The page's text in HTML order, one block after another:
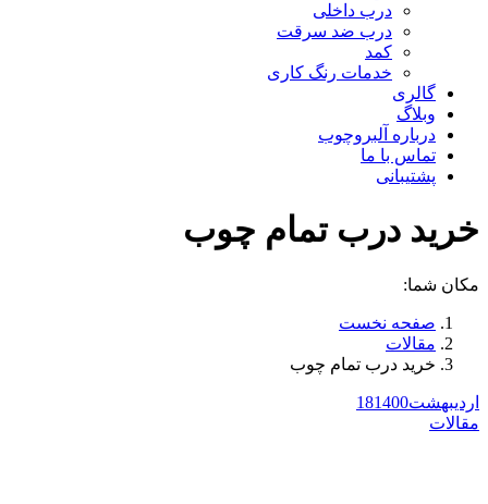
درب داخلی
درب ضد سرقت
کمد
خدمات رنگ کاری
گالری
وبلاگ
درباره آلبروچوب
تماس با ما
پشتیبانی
خرید درب تمام چوب
مکان شما:
صفحه نخست
مقالات
خرید درب تمام چوب
اردیبهشت 181400
مقالات